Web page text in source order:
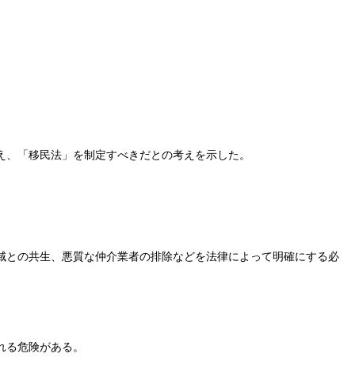
「移民法」を制定すべきだとの考えを示した。
の共生、悪質な仲介業者の排除などを法律によって明確にする必
危険がある。